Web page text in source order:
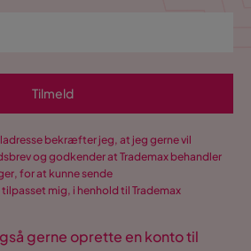
Tilmeld
bekræfter jeg, at jeg gerne vil
og godkender at Trademax behandler
for at kunne sende
mig, i henhold til Trademax
gerne oprette en konto til